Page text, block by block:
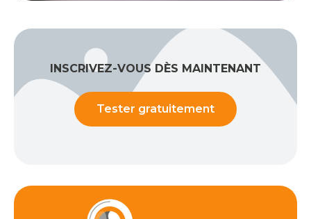
INSCRIVEZ-VOUS DÈS MAINTENANT
Tester gratuitement